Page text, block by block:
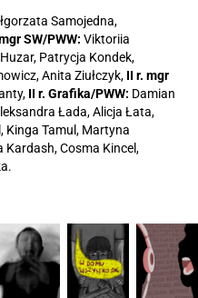
Samojedna,
SW/PWW: Viktoriia
Patrycja Kondek,
Anita Ziułczyk, II r. mgr
II r. Grafika/PWW: Damian
Łada, Alicja Łata,
Kinga Tamul, Martyna
Kardash, Cosma Kincel,